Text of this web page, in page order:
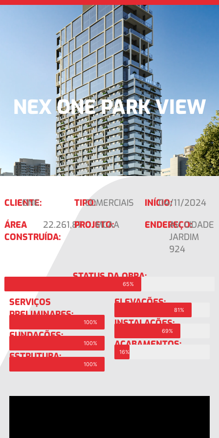
NEX ONE PARK VIEW
CLIENTE:
ONE TIPO:COMERCIAIS INÍCIO:04/11/2024
ÁREA
CONSTRUÍDA:
22.261,87PROJETO:
MCAA ENDEREÇO:AV. CIDADE
JARDIM
924
STATUS DA OBRA:
65%
SERVIÇOS
PRELIMINARES:
100%
FUNDAÇÕES:
100%
ESTRUTURA:
100%
ELEVAÇÕES:
81%
INSTALAÇÕES:
69%
ACABAMENTOS:
16%